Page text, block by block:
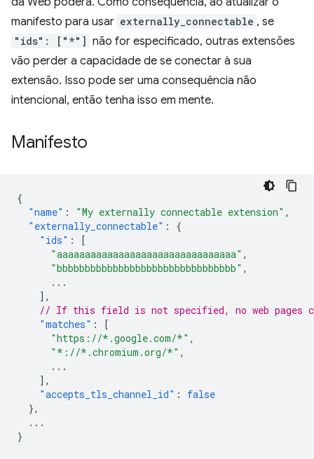
manifesto para usar externally_connectable , se
"ids": ["*"] não for especificado, outras extensões
vão perder a capacidade de se conectar à sua
extensão. Isso pode ser uma consequência não
intencional, então tenha isso em mente.
Manifesto
{
"name" : "My externally connectable extension" ,
"externally_connectable" :
{
"ids" :
[
"aaaaaaaaaaaaaaaaaaaaaaaaaaaaaaaa" ,
"bbbbbbbbbbbbbbbbbbbbbbbbbbbbbbbb" ,
...
],
// If this field is not specified, no web pages
"matches" :
[
"https://*.google.com/*" ,
"*://*.chromium.org/*" ,
...
],
"accepts_tls_channel_id" :
false
},
...
}